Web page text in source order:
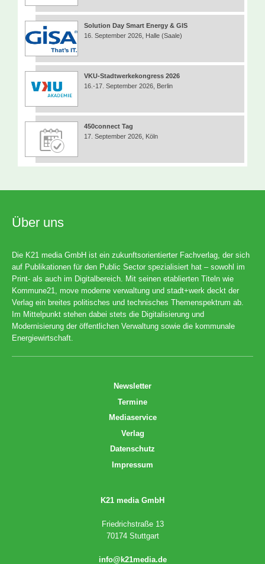
Solution Day Smart Energy & GIS
16. September 2026, Halle (Saale)
VKU-Stadtwerkekongress 2026
16.-17. September 2026, Berlin
450connect Tag
17. September 2026, Köln
Über uns
Die K21 media GmbH ist ein zukunftsorientierter Fachverlag, der sich
auf Publikationen für den Public Sector spezialisiert hat – sowohl im
Print- als auch im Digitalbereich. Mit seinen etablierten Titeln wie
Kommune21, move moderne verwaltung und stadt+werk deckt der
Verlag ein breites politisches und technisches Themenspektrum ab.
Im Mittelpunkt stehen dabei stets die Digitalisierung und
Modernisierung der öffentlichen Verwaltung sowie die kommunale
Energiewirtschaft.
Newsletter
Termine
Mediaservice
Verlag
Datenschutz
Impressum
K21 media GmbH
Friedrichstraße 13
70174 Stuttgart
info@k21media.de